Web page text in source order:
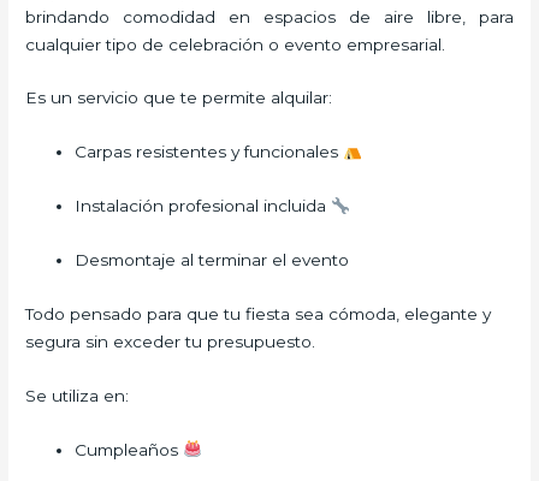
brindando comodidad en espacios de aire libre, para
cualquier tipo de celebración o evento empresarial.
Es un servicio que te permite alquilar:
Carpas resistentes y funcionales
Instalación profesional incluida
Desmontaje al terminar el evento
Todo pensado para que tu fiesta sea cómoda, elegante y
segura sin exceder tu presupuesto.
Se utiliza en:
Cumpleaños